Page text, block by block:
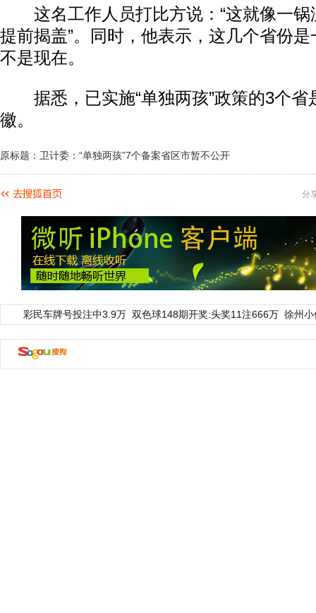
这名工作人员打比方说：“这就像一锅
提前揭盖”。同时，他表示，这几个省份
不是现在。
据悉，已实施“单独两孩”政策的3个省
徽。
原标题：卫计委：“单独两孩”7个备案省区市暂不公开
分
彩民车牌号投注中3.9万 双色球148期开奖:头奖11注666万 徐州